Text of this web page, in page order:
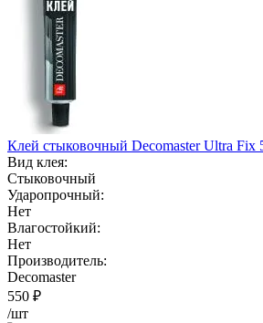
Клей стыковочный Decomaster Ultra Fix
Вид клея:
Стыковочный
Ударопрочный:
Нет
Влагостойкий:
Нет
Производитель:
Decomaster
550 ₽
/шт